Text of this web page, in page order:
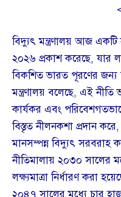
বিদ্যুৎ মন্ত্রণালয় আজ
২০২৬ প্রকাশ করেছে, যার
বিকশিত ভারত পূরণের জন্য
মন্ত্রণালয় বলেছে, এই নীতি
কার্যকর এবং
বিস্তৃত নীলনকশা প্রদান
মানসম্পন্ন বিদ্যুৎ সরবরাহ
নীতিমালায় ২০৩০ সালের
লক্ষ্যমাত্রা নির্ধারণ করা
২০৪৭ সালের মধ্যে চার